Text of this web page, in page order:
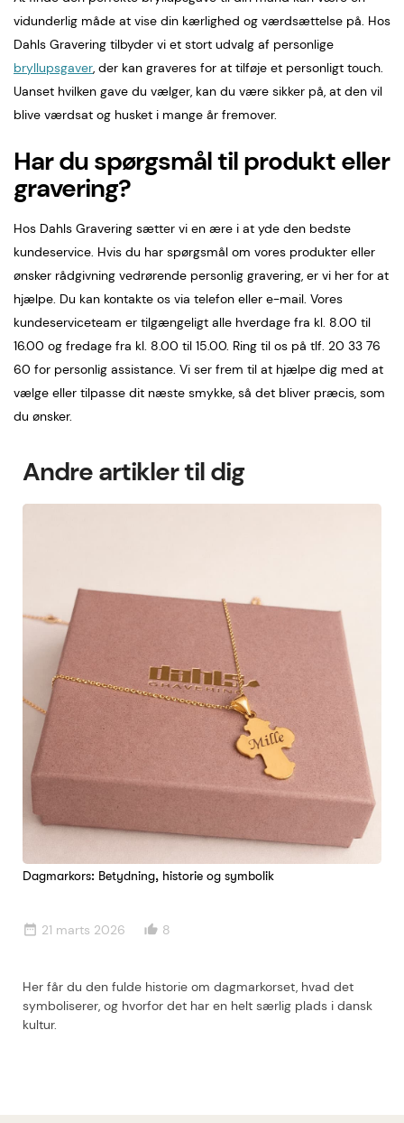
vidunderlig måde at vise din kærlighed og værdsættelse på. Hos
Dahls Gravering tilbyder vi et stort udvalg af personlige
bryllupsgaver, der kan graveres for at tilføje et personligt touch.
Uanset hvilken gave du vælger, kan du være sikker på, at den vil
blive værdsat og husket i mange år fremover.
Har du spørgsmål til produkt eller
gravering?
Hos Dahls Gravering sætter vi en ære i at yde den bedste
kundeservice. Hvis du har spørgsmål om vores produkter eller
ønsker rådgivning vedrørende personlig gravering, er vi her for at
hjælpe. Du kan kontakte os via telefon eller e-mail. Vores
kundeserviceteam er tilgængeligt alle hverdage fra kl. 8.00 til
16.00 og fredage fra kl. 8.00 til 15.00. Ring til os på tlf. 20 33 76
60 for personlig assistance. Vi ser frem til at hjælpe dig med at
vælge eller tilpasse dit næste smykke, så det bliver præcis, som
du ønsker.
Andre artikler til dig
Dagmarkors: Betydning, historie og symbolik
date_range 21 marts 2026 thumb_up_alt 8
Her får du den fulde historie om dagmarkorset, hvad det
symboliserer, og hvorfor det har en helt særlig plads i dansk
kultur.